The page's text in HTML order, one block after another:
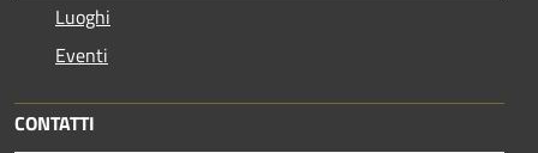
Luoghi
Eventi
CONTATTI